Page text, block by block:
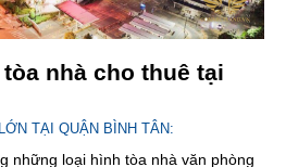
nhà cho thuê tại
TẠI QUẬN BÌNH TÂN:
những loại hình tòa nhà văn phòng